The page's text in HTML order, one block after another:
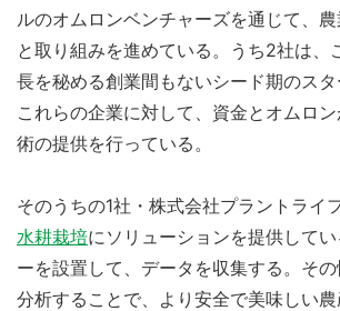
ルのオムロンベンチャーズを通じて、
と取り組みを進めている。うち2社は、
長を秘める創業間もないシード期のスタ
これらの企業に対して、資金とオムロ
術の提供を行っている。
そのうちの1社・株式会社プラントライ
水耕栽培にソリューションを提供して
ーを設置して、データを収集する。そ
分析することで、より安全で美味しい